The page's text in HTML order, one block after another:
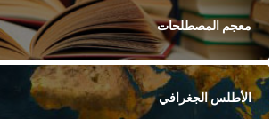
معجم المصطلحات
الأطلس الجغرافي